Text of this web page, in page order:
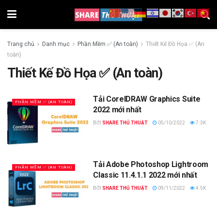
Trang chủ Danh mục Phần Mềm ✅ (An toàn)
Thiết Kế Đồ Họa ✅ (An
toàn)
Thiết Kế Đồ Họa ✅ (An toàn)
PHẦN MỀM ✅ (AN TOÀN)
Tải CorelDRAW Graphics Suite
2022 mới nhất
BỞI SHARE THỦ THUẬT 05/10/2022 7.3K
PHẦN MỀM ✅ (AN TOÀN)
Tải Adobe Photoshop Lightroom
Classic 11.4.1.1 2022 mới nhất
BỞI SHARE THỦ THUẬT 09/11/2022 4.5K